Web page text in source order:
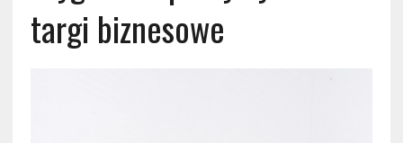
targi biznesowe